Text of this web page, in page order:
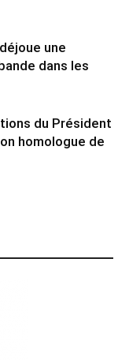
une
dans les
du Président
homologue de